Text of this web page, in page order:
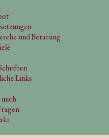
und Beratung
Links